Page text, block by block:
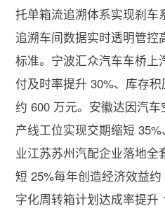
托单箱流追溯体系实现刹
追溯车间数据实时透明管
标准。宁波汇众汽车车桥上
付及时率提升 30%、库存
约 600 万元。安徽达因汽
产线工位实现交期缩短
业江苏苏州汽配企业落地
短 25%每年创造经济效益
字化周转箱计划达成率提